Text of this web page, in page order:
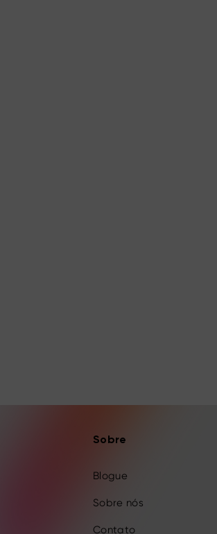
Sobre
Blogue
Sobre nós
Contato